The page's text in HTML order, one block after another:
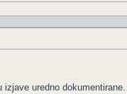
uredno dokumentirane.